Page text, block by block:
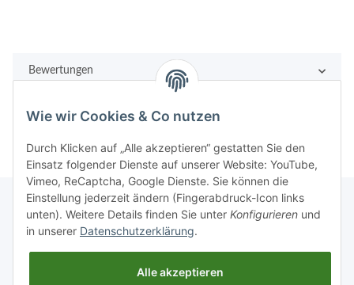
Bewertungen
Rechtliches
Wie wir Cookies & Co nutzen
Durch Klicken auf „Alle akzeptieren“ gestatten Sie den
Einsatz folgender Dienste auf unserer Website: YouTube,
Vimeo, ReCaptcha, Google Dienste. Sie können die
Einstellung jederzeit ändern (Fingerabdruck-Icon links
unten). Weitere Details finden Sie unter Konfigurieren und
in unserer Datenschutzerklärung.
Alle akzeptieren